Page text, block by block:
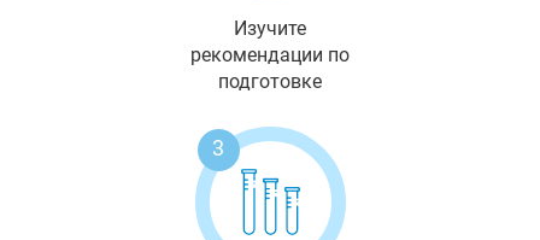
Изучите
рекомендации по
подготовке
3